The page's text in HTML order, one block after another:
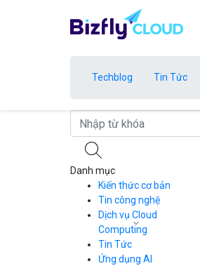
Bảng giá
Techblog Tin Tức
Danh mục
Kiến thức cơ bản
Tin công nghệ
Dịch vụ Cloud
Computing
Cloud Server
CDN
Tin Tức
Ứng dụng AI